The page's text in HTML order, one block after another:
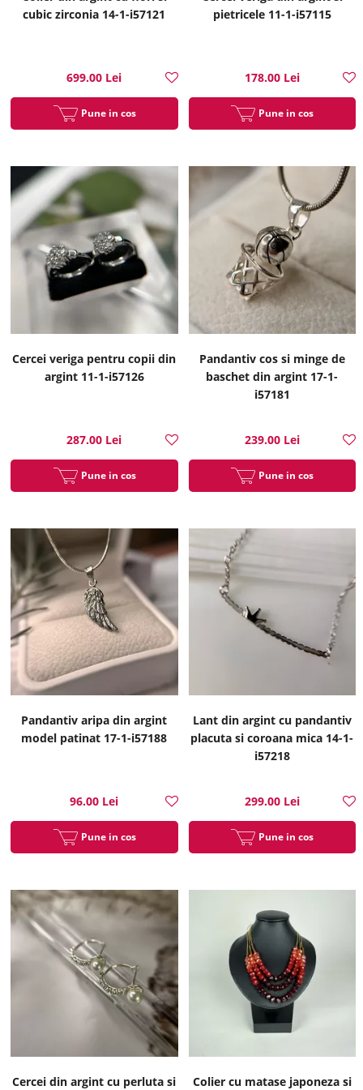
cubic zirconia 14-1-i57121
699.00 Lei
Pune in cos
pietricele 11-1-i57115
178.00 Lei
Pune in cos
Cercei veriga pentru copii din
argint 11-1-i57126
287.00 Lei
Pune in cos
Pandantiv cos si minge de
baschet din argint 17-1-
i57181
239.00 Lei
Pune in cos
Pandantiv aripa din argint
model patinat 17-1-i57188
96.00 Lei
Pune in cos
Lant din argint cu pandantiv
placuta si coroana mica 14-1-
i57218
299.00 Lei
Pune in cos
Cercei din argint cu perluta si
Colier cu matase japoneza si